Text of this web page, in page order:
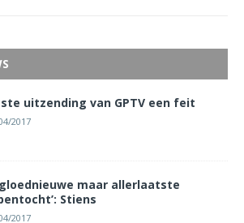
uitzending van GPTV een feit
2017
maar allerlaatste
Stiens
2017